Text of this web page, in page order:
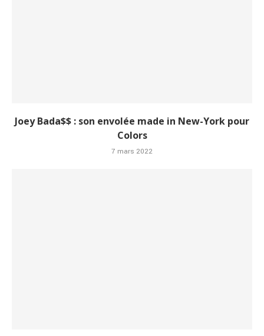
Joey Bada$$ : son envolée made in New-York pour
Colors
7 mars 2022